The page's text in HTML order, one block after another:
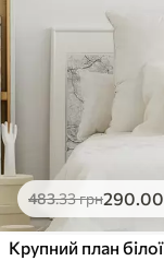
483.33грн290.00